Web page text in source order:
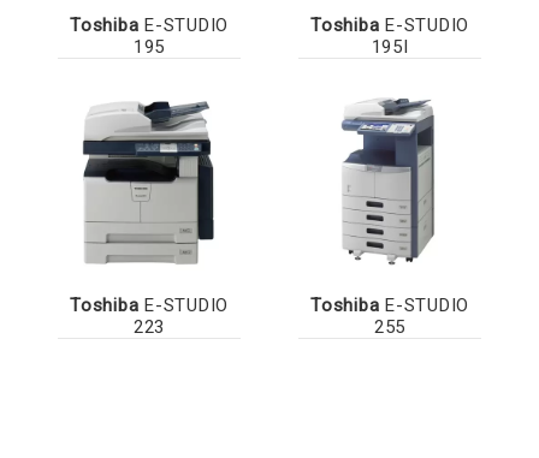
Toshiba E-STUDIO
195
Toshiba E-STUDIO
195I
Toshiba E-STUDIO
223
Toshiba E-STUDIO
255